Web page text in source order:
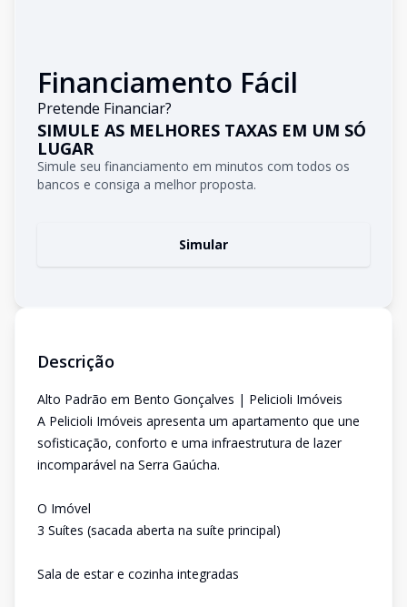
Financiamento Fácil
Pretende Financiar?
SIMULE AS MELHORES TAXAS EM UM SÓ
LUGAR
Simule seu financiamento em minutos com todos os
bancos e consiga a melhor proposta.
Simular
Descrição
Alto Padrão em Bento Gonçalves | Pelicioli Imóveis
A Pelicioli Imóveis apresenta um apartamento que une
sofisticação, conforto e uma infraestrutura de lazer
incomparável na Serra Gaúcha.
O Imóvel
3 Suítes (sacada aberta na suíte principal)
Sala de estar e cozinha integradas